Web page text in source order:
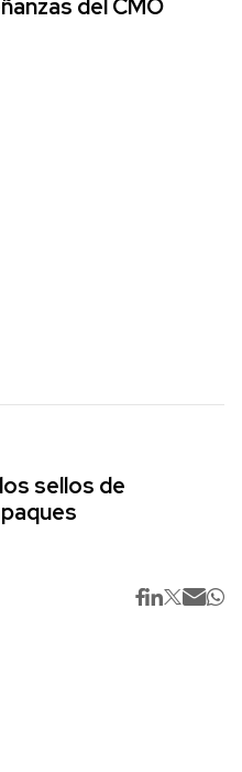
del CMO
sellos de